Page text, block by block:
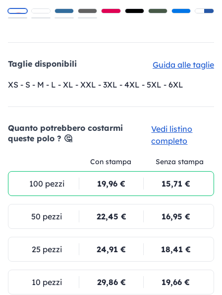
Taglie disponibili
Guida alle taglie
XS - S - M - L - XL - XXL - 3XL - 4XL - 5XL - 6XL
Quanto potrebbero costarmi
queste polo ? 🤔
Vedi listino
completo
Con stampa Senza stampa
100 pezzi 19,96 € 15,71 €
50 pezzi 22,45 € 16,95 €
25 pezzi 24,91 € 18,41 €
10 pezzi 29,86 € 19,66 €